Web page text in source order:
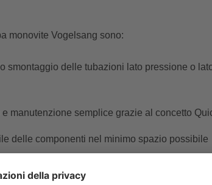
monovite Vogelsang sono:
smontaggio delle tubazioni lato pressione o
e manutenzione semplice grazie al concetto
delle componenti nel minimo spazio possibile
a cartuccia può essere sostituita senza